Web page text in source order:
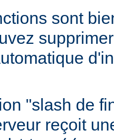
sont
"slash de
reçoit